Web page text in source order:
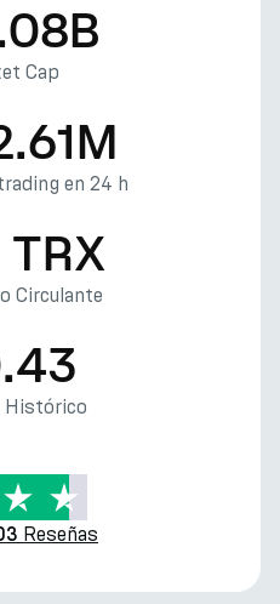
Cap
en 24 h
Circulante
Histórico
Reseñas